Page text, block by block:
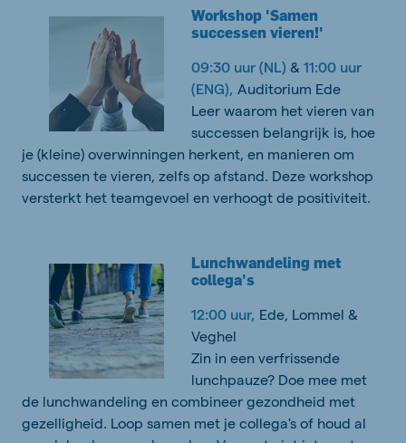
Workshop 'Samen
successen vieren!'
09:30 uur (NL) & 11:00 uur
(ENG), Auditorium Ede
Leer waarom het vieren van
successen belangrijk is, hoe
je (kleine) overwinningen herkent, en manieren om
successen te vieren, zelfs op afstand. Deze workshop
versterkt het teamgevoel en verhoogt de positiviteit.
Lunchwandeling met
collega's
12:00 uur, Ede, Lommel &
Veghel
Zin in een verfrissende
lunchpauze? Doe mee met
de lunchwandeling en combineer gezondheid met
gezelligheid. Loop samen met je collega's of houd al